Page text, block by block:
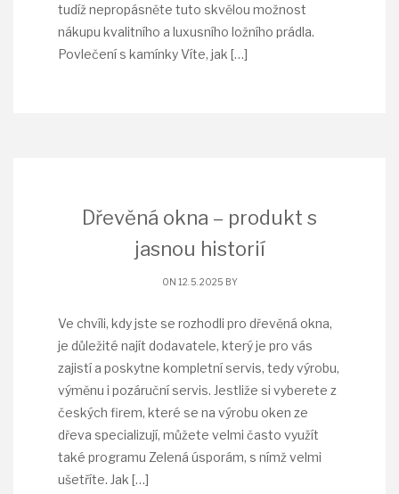
tudíž nepropásněte tuto skvělou možnost
nákupu kvalitního a luxusního ložního prádla.
Povlečení s kamínky Víte, jak […]
Dřevěná okna – produkt s
jasnou historií
ON 12. 5. 2025 BY
Ve chvíli, kdy jste se rozhodli pro dřevěná okna,
je důležité najít dodavatele, který je pro vás
zajistí a poskytne kompletní servis, tedy výrobu,
výměnu i pozáruční servis. Jestliže si vyberete z
českých firem, které se na výrobu oken ze
dřeva specializují, můžete velmi často využít
také programu Zelená úsporám, s nímž velmi
ušetříte. Jak […]